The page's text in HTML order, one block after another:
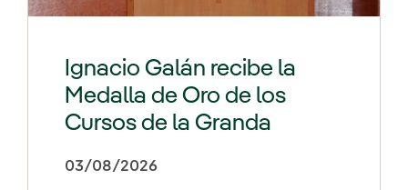
Ignacio Galán recibe la
Medalla de Oro de los
Cursos de la Granda
03/08/2026